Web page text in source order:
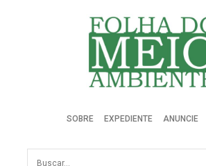
Folha do Meio Ambiente
SOBRE EXPEDIENTE ANUNCIE
Busca